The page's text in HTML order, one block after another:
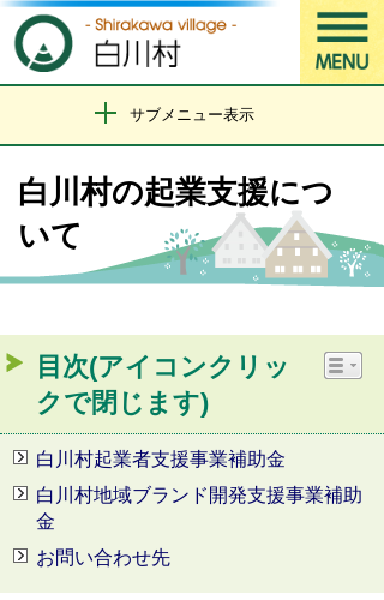
サブメニュー表示
白川村の起業支援につ
いて
目次(アイコンクリッ
クで閉じます)
白川村起業者支援事業補助金
白川村地域ブランド開発支援事業補助
金
お問い合わせ先